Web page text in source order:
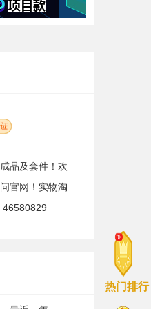
品及套件！欢
官网！实物淘
46580829
热门排行